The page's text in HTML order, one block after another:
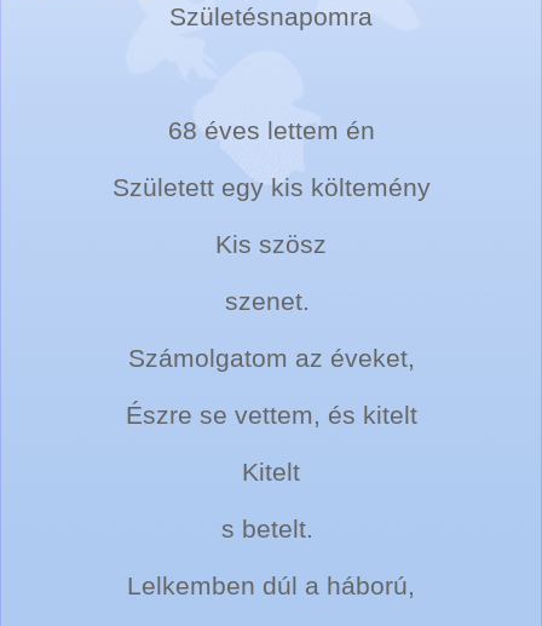
Születésnapomra
68 éves lettem én
Született egy kis költemény
Kis szösz
szenet.
Számolgatom az éveket,
Észre se vettem, és kitelt
Kitelt
s betelt.
Lelkemben dúl a háború,